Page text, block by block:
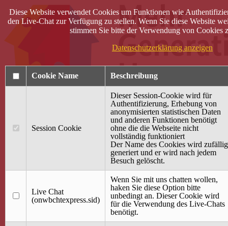
40 Jahre Mütterzentrum
Terminkalender
Gemeinsam aktiv
Gemeinsam unterwegs
wirFAIRändern
Diese Website verwendet Cookies um Funktionen wie
den Live-Chat zur Verfügung zu stellen. Wenn Sie diese Website
stimmen Sie bitte der Verwendung von Cookies
Datenschutzerklärung anzeigen
Cookie Name Beschreibung
Session Cookie
Dieser Session-Cookie wird für
Authentifizierung, Erhebung von
anonymisierten statistischen Daten
und anderen Funktionen benötigt
ohne die die Webseite nicht
vollständig funktioniert
Der Name des Cookies wird zufällig
generiert und er wird nach jedem
Besuch gelöscht.
Live Chat
(onwbchtexpress.sid)
Wenn Sie mit uns chatten wollen,
haken Sie diese Option bitte
unbedingt an. Dieser Cookie wird
für die Verwendung des Live-Chats
benötigt.